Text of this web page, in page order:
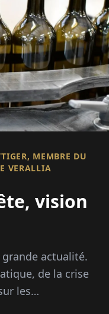
MEMBRE DU
VERALLIA
vision
actualité.
de la crise
les